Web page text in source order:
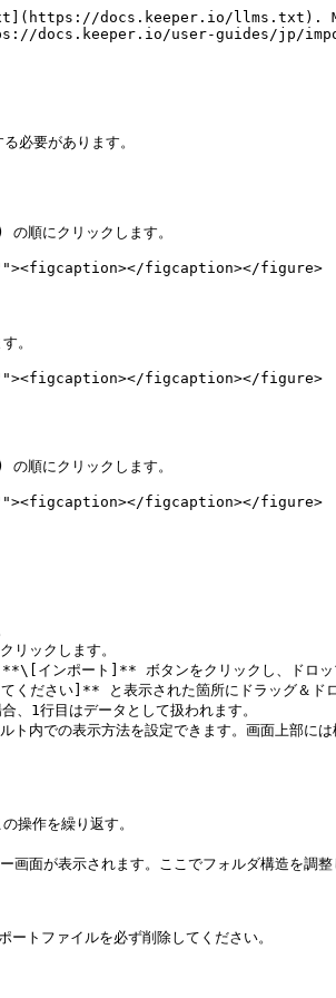
docs.keeper.io/llms.txt).
docs.keeper.io/user-guides/jp/
必要があります。
クリックします。
figcaption></figure>
。
figcaption></figure>
クリックします。
figcaption></figure>
ックします。
インポート]** ボタンをクリックし、ドロ
さい]** と表示された箇所にドラッグ＆ド
、1行目はデータとして扱われます。
内での表示方法を設定できます。画面上部
面が表示されます。ここでフォルダ構造を
トファイルを必ず削除してください。